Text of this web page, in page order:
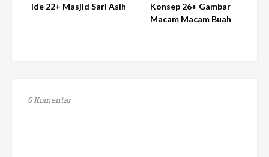
Ide 22+ Masjid Sari Asih
Konsep 26+ Gambar
Macam Macam Buah
0 Komentar